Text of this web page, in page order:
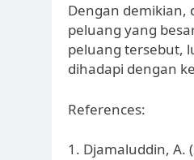
Dengan demikian,
peluang yang
peluang tersebut,
dihadapi dengan
References:
1. Djamaluddin, A.